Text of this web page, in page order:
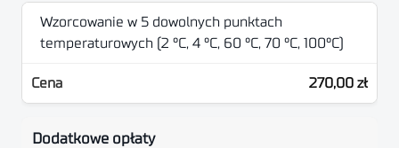
Wzorcowanie w 5 dowolnych punktach
temperaturowych (2 °C, 4 °C, 60 °C, 70 °C, 100°C)
270,00 zł
Dodatkowe opłaty